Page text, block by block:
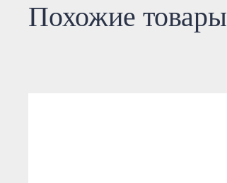
Похожие товары